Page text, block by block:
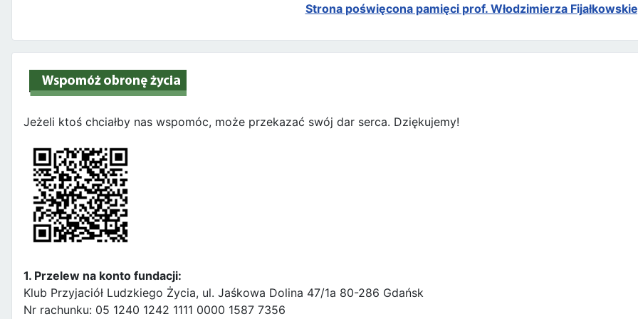
Strona poświęcona pamięci prof. Włodzimierza
Jeżeli ktoś chciałby nas wspomóc, może przekazać swój dar serca. Dziękujemy!
1. Przelew na konto fundacji:
Klub Przyjaciół Ludzkiego Życia, ul. Jaśkowa Dolina 47/1a 80-286 Gdańsk
Nr rachunku: 05 1240 1242 1111 0000 1587 7356